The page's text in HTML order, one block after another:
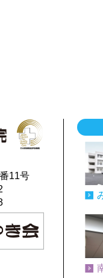
11号